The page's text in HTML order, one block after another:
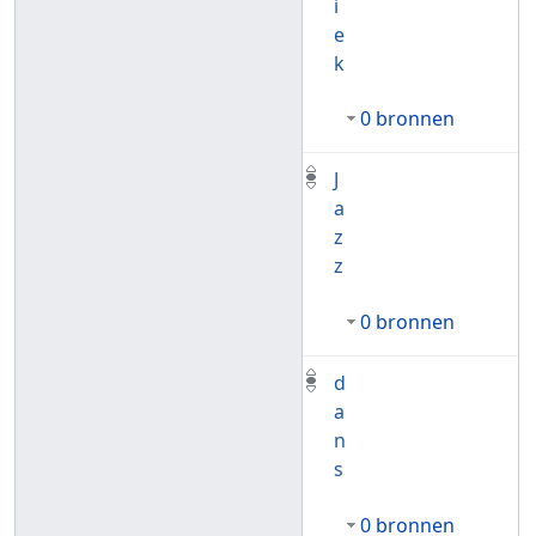
i
e
k
0 bronnen
J
a
z
z
0 bronnen
d
a
n
s
0 bronnen